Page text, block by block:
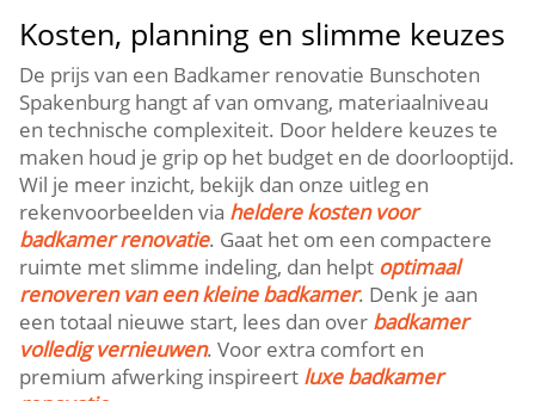
Kosten, planning en slimme keuzes
De prijs van een Badkamer renovatie Bunschoten
Spakenburg hangt af van omvang, materiaalniveau
en technische complexiteit.​ Door heldere keuzes te
maken houd je grip op het budget en de doorlooptijd.​
Wil je meer inzicht, bekijk dan onze uitleg en
rekenvoorbeelden via heldere kosten voor
badkamer renovatie.​ Gaat het om een compactere
ruimte met slimme indeling, dan helpt optimaal
renoveren van een kleine badkamer.​ Denk je aan
een totaal nieuwe start, lees dan over badkamer
volledig vernieuwen.​ Voor extra comfort en
premium afwerking inspireert luxe badkamer